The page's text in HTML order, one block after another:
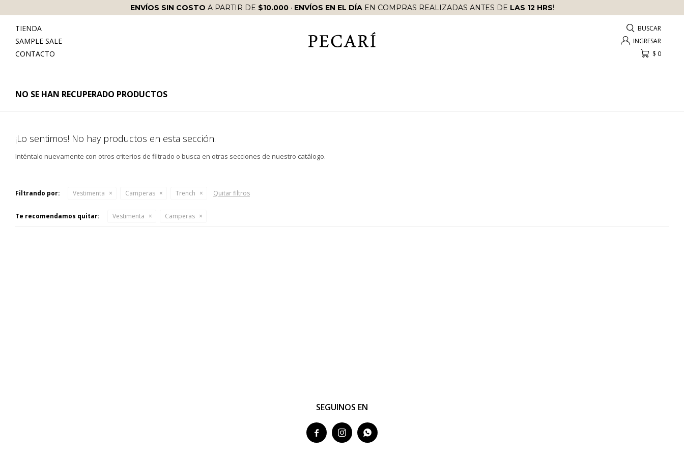
ENVÍOS SIN COSTO A PARTIR DE $10.000· ENVÍOS EN EL DÍAEN COMPRAS REALIZADAS ANTES DE LAS 12 HRS!
TIENDA
SAMPLE SALE
CONTACTO
$ 0
NO SE HAN RECUPERADO PRODUCTOS
¡Lo sentimos! No hay productos en esta sección.
Inténtalo nuevamente con otros criterios de filtrado o busca en otras secciones de nuestro catálogo.
Filtrando por: Vestimenta Camperas Trench Quitar filtros
Te recomendamos quitar: Vestimenta Camperas
SEGUINOS EN
  